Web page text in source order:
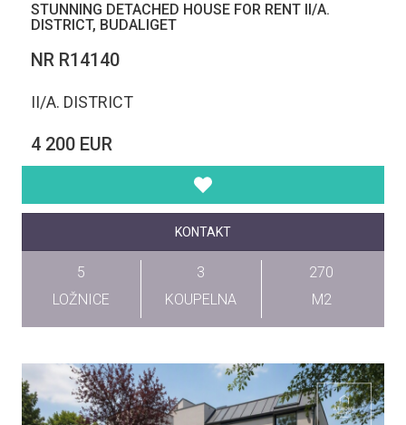
STUNNING DETACHED HOUSE FOR RENT II/A.
DISTRICT, BUDALIGET
NR R14140
II/A. DISTRICT
4 200 EUR
KONTAKT
5
LOŽNICE
3
KOUPELNA
270
M2